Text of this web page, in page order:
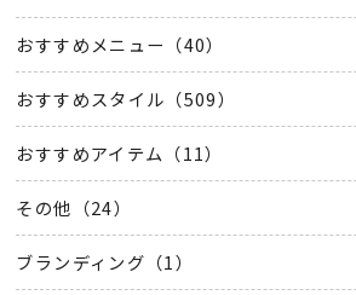
おすすめメニュー（40）
おすすめスタイル（509）
おすすめアイテム（11）
その他（24）
ブランディング（1）